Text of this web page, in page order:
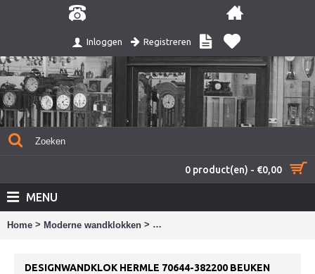
Inloggen Registreren
0 product(en) - €0,00
MENU
Home > Moderne wandklokken > Designwandklok Hermle 70644-
DESIGNWANDKLOK HERMLE 70644-382200 BEUKEN